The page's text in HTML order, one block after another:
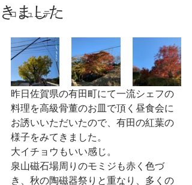
コミュニティ
きました
昨日佐賀県の有田町にて一流シェフの
料理を高級骨董のお皿で頂く昼食会に
お誘いいただいたので、有田の紅葉の
様子をみてきました。
大イチョウもいい感じ。
泉山磁石場周りのモミジも赤く色づ
き、秋の陶磁器祭りと重なり、多くの